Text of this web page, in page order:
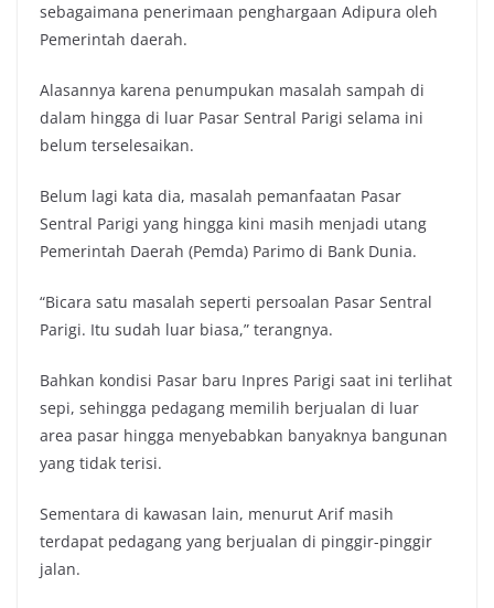
sebagaimana penerimaan penghargaan Adipura oleh
Pemerintah daerah.
Alasannya karena penumpukan masalah sampah di
dalam hingga di luar Pasar Sentral Parigi selama ini
belum terselesaikan.
Belum lagi kata dia, masalah pemanfaatan Pasar
Sentral Parigi yang hingga kini masih menjadi utang
Pemerintah Daerah (Pemda) Parimo di Bank Dunia.
“Bicara satu masalah seperti persoalan Pasar Sentral
Parigi. Itu sudah luar biasa,” terangnya.
Bahkan kondisi Pasar baru Inpres Parigi saat ini terlihat
sepi, sehingga pedagang memilih berjualan di luar
area pasar hingga menyebabkan banyaknya bangunan
yang tidak terisi.
Sementara di kawasan lain, menurut Arif masih
terdapat pedagang yang berjualan di pinggir-pinggir
jalan.